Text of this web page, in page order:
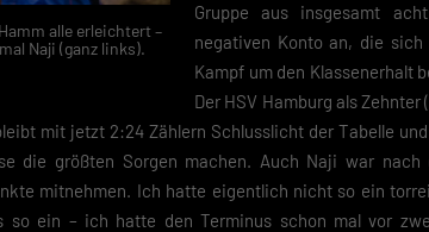
alle erleichtert –
Naji (ganz links).
Gruppe aus insgesamt
negativen Konto an, die
Kampf um den Klassenerhalt
Der HSV Hamburg als Zehnter
mit jetzt 2:24 Zählern Schlusslicht der Tabelle
die größten Sorgen machen. Auch Naji war
mitnehmen. Ich hatte eigentlich nicht so ein
so ein – ich hatte den Terminus schon mal vor